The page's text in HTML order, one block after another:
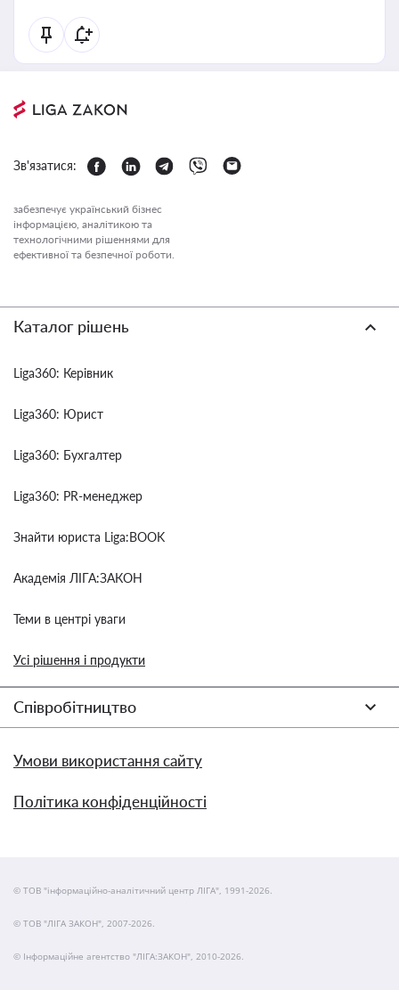
Зв'язатися:
забезпечує український бізнес
інформацією, аналітикою та
технологічними рішеннями для
ефективної та безпечної роботи.
Каталог рішень
Liga360: Керівник
Liga360: Юрист
Liga360: Бухгалтер
Liga360: PR-менеджер
Знайти юриста Liga:BOOK
Академія ЛІГА:ЗАКОН
Теми в центрі уваги
Усі рішення і продукти
Співробітництво
Умови використання сайту
Політика конфіденційності
© ТОВ "інформаційно-аналітичний центр ЛІГА", 1991-2026.
© ТОВ "ЛІГА ЗАКОН", 2007-2026.
© Інформаційне агентство "ЛІГА:ЗАКОН", 2010-2026.